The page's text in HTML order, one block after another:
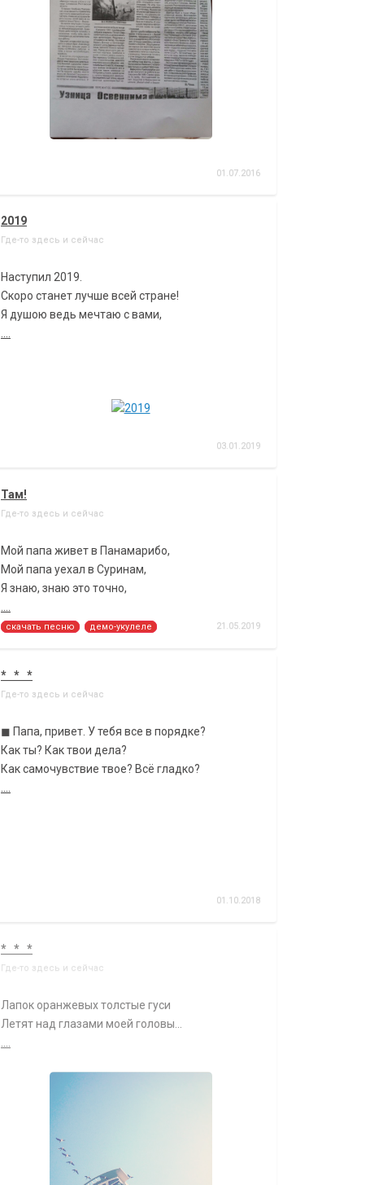
01.07.2016
2019
Где-то здесь и сейчас
Наступил 2019.
Скоро станет лучше всей стране!
Я душою ведь мечтаю с вами,
03.01.2019
Там!
Где-то здесь и сейчас
Мой папа живет в Панамарибо,
Мой папа уехал в Суринам,
Я знаю, знаю это точно,
скачать песню демо-укулеле 21.05.2019
* * *
Где-то здесь и сейчас
◼ Папа, привет. У тебя все в порядке?
Как ты? Как твои дела?
Как самочувствие твое? Всё гладко?
01.10.2018
* * *
Где-то здесь и сейчас
Лапок оранжевых толстые гуси
Летят над глазами моей головы...